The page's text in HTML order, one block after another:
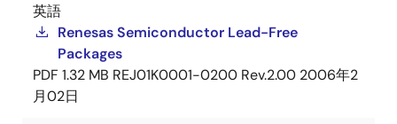
英語
Renesas Semiconductor Lead-Free
Packages
PDF 1.32 MB REJ01K0001-0200 Rev.2.00 2006年2
月02日